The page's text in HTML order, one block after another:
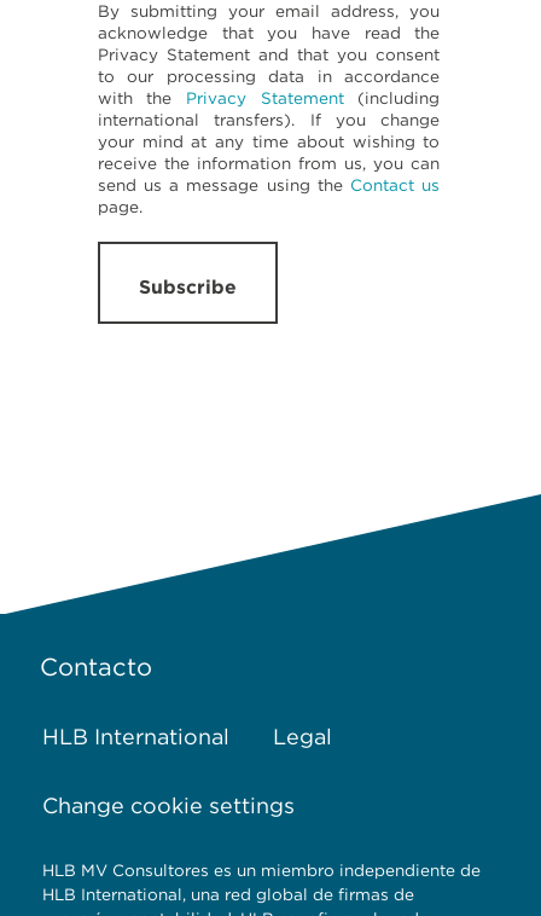
By submitting your email address, you
acknowledge that you have read the
Privacy Statement and that you consent
to our processing data in accordance
with the Privacy Statement(including
international transfers). If you change
your mind at any time about wishing to
receive the information from us, you can
send us a message using the Contact us
page.
Subscribe
Contacto
HLB International Legal
Change cookie settings
HLB MV Consultores es un miembro independiente de
HLB International, una red global de firmas de